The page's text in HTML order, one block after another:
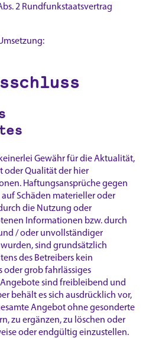
2 Rundfunkstaatsvertrag
Gewähr für die Aktualität,
oder Qualität der hier
Haftungsansprüche gegen
Schäden materieller oder
die Nutzung oder
Informationen bzw. durch
/ oder unvollständiger
sind grundsätzlich
des Betreibers kein
oder grob fahrlässiges
sind freibleibend und
behält es sich ausdrücklich vor,
Angebot ohne gesonderte
zu ergänzen, zu löschen oder
oder endgültig einzustellen.